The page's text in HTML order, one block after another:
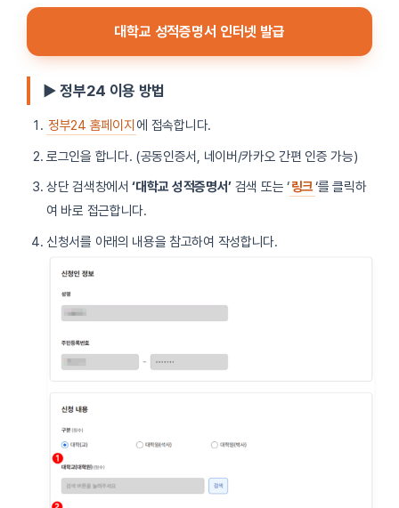
대학교 성적증명서 인터넷 발급
▶ 정부24 이용 방법
정부24 홈페이지 에 접속합니다.
로그인을 합니다. (공동인증서, 네이버/카카오 간편 인증 가능)
상단 검색창에서‘대학교 성적증명서’ 검색 또는 ‘링크‘를 클릭하
여 바로 접근합니다.
신청서를 아래의 내용을 참고하여 작성합니다.